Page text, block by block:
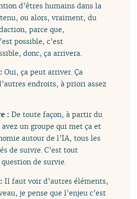
d’êtres humains dans la
ou alors, vraiment, du
parce que,
possible, c’est
donc, ça arrivera.
:Oui, ça peut arriver. Ça
endroits, à priori assez
:De toute façon, à partir du
un groupe qui met ça et
autour de l’IA, tous les
de suivre. C’est tout
de survie.
:Il faut voir d’autres éléments,
je pense que l’enjeu c’est